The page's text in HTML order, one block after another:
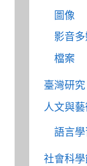
圖像
影音
檔案
臺灣研究
人文與
語言學
社會科